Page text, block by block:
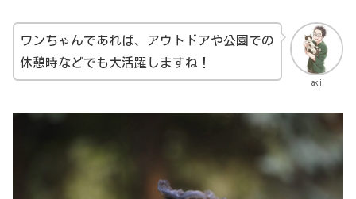
aki
ワンちゃんであれば、アウトドアや公園での
休憩時などでも大活躍しますね！